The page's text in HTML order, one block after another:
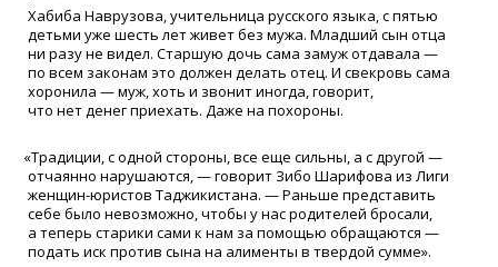
Хабиба Наврузова, учительница русского языка, с пятью
детьми уже шесть лет живет без мужа. Младший сын отца
ни разу не видел. Старшую дочь сама замуж отдавала —
по всем законам это должен делать отец. И свекровь сама
хоронила — муж, хоть и звонит иногда, говорит,
что нет денег приехать. Даже на похороны.
«Традиции, с одной стороны, все еще сильны, а с другой —
отчаянно нарушаются, — говорит Зибо Шарифова из Лиги
женщин-юристов Таджикистана. — Раньше представить
себе было невозможно, чтобы у нас родителей бросали,
а теперь старики сами к нам за помощью обращаются —
подать иск против сына на алименты в твердой сумме».